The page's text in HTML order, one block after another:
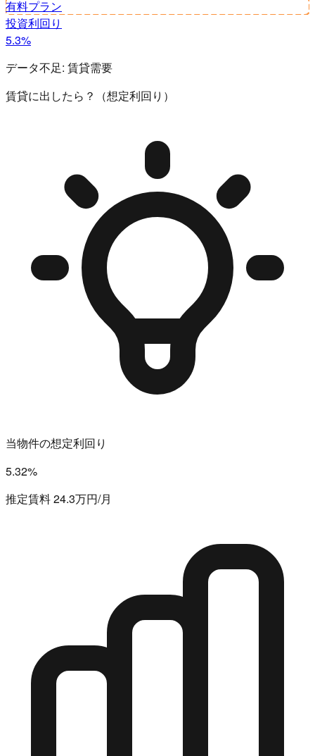
有料プラン
投資利回り
5.3%
データ不足: 賃貸需要
賃貸に出したら？（想定利回り）
当物件の想定利回り
5.32%
推定賃料 24.3万円/月